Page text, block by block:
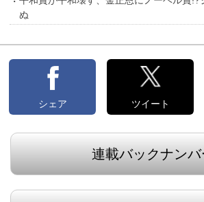
ぬ
シェア ツイート
連載バックナンバ